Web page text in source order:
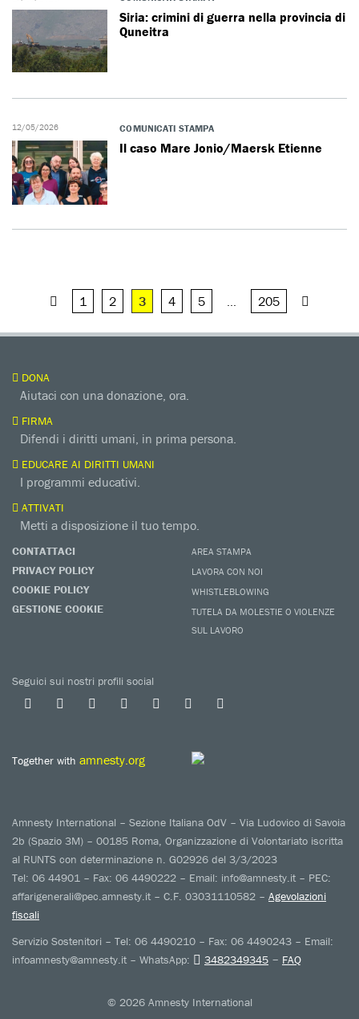
Siria: crimini di guerra nella provincia di
Quneitra
12/05/2026 COMUNICATI STAMPA
Il caso Mare Jonio/Maersk Etienne
1 2 3 4 5 … 205
DONA
Aiutaci con una donazione, ora.
FIRMA
Difendi i diritti umani, in prima persona.
EDUCARE AI DIRITTI UMANI
I programmi educativi.
ATTIVATI
Metti a disposizione il tuo tempo.
CONTATTACI
PRIVACY POLICY
COOKIE POLICY
GESTIONE COOKIE
AREA STAMPA
LAVORA CON NOI
WHISTLEBLOWING
TUTELA DA MOLESTIE O VIOLENZE
SUL LAVORO
Seguici sui nostri profili social
Together with amnesty.org
Amnesty International – Sezione Italiana OdV – Via Ludovico di Savoia
2b (Spazio 3M) – 00185 Roma, Organizzazione di Volontariato iscritta
al RUNTS con determinazione n. G02926 del 3/3/2023
Tel: 06 44901 – Fax: 06 4490222 – Email: info@amnesty.it – PEC:
affarigenerali@pec.amnesty.it – C.F. 03031110582 – Agevolazioni
fiscali
Servizio Sostenitori – Tel: 06 4490210 – Fax: 06 4490243 – Email:
infoamnesty@amnesty.it – WhatsApp:
3482349345 – FAQ
© 2026 Amnesty International